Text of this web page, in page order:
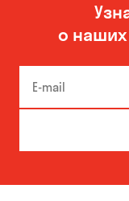
о наших